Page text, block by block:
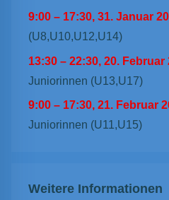
9:00 – 17:30, 31. Januar
(U8,U10,U12,U14)
13:30 – 22:30, 20. Februar
Juniorinnen (U13,U17)
9:00 – 17:30, 21. Februar
Juniorinnen (U11,U15)
Weitere Informationen